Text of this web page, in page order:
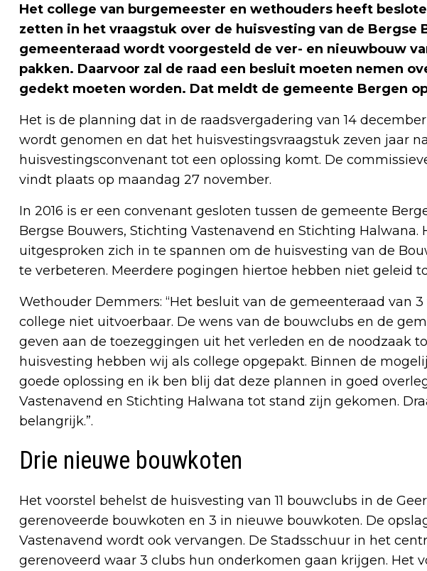
Het college van burgemeester en wethouders heeft
zetten in het vraagstuk over de huisvesting van de Bergse
gemeenteraad wordt voorgesteld de ver- en nieuwbouw
pakken. Daarvoor zal de raad een besluit moeten nemen
gedekt moeten worden. Dat meldt de gemeente Bergen
Het is de planning dat in de raadsvergadering van 14
wordt genomen en dat het huisvestingsvraagstuk zeven jaar
huisvestingsconvenant tot een oplossing komt. De
vindt plaats op maandag 27 november.
In 2016 is er een convenant gesloten tussen de gemeente
Bergse Bouwers, Stichting Vastenavend en Stichting Halwana.
uitgesproken zich in te spannen om de huisvesting van de
te verbeteren. Meerdere pogingen hiertoe hebben niet geleid
Wethouder Demmers: “Het besluit van de gemeenteraad van
college niet uitvoerbaar. De wens van de bouwclubs en de
geven aan de toezeggingen uit het verleden en de noodzaak
huisvesting hebben wij als college opgepakt. Binnen de
goede oplossing en ik ben blij dat deze plannen in goed
Vastenavend en Stichting Halwana tot stand zijn gekomen.
belangrijk.”.
Drie nieuwe bouwkoten
Het voorstel behelst de huisvesting van 11 bouwclubs in de
gerenoveerde bouwkoten en 3 in nieuwe bouwkoten. De
Vastenavend wordt ook vervangen. De Stadsschuur in het
gerenoveerd waar 3 clubs hun onderkomen gaan krijgen. Het